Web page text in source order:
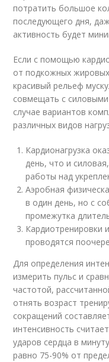
потратить большое
последующего дня,
активность будет
Если с помощью
от подкожных
красивый рельеф
совмещать с
случае вариантов
различных видов
Кардионагрузка
день, что и
работы над
Аэробная
в один день, но с
промежутка
Кардиотренировки
проводятся
Для определения
измерить пульс и
частотой,
отнять возраст
сокращений
интенсивность
ударов сердца в
равно 75-90% от